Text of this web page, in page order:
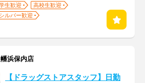
生歓迎
高校生歓迎
シルバー歓迎
浜保内店
【ドラッグストアスタッフ】日勤